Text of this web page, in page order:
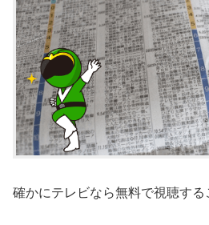
確かにテレビなら無料で視聴する